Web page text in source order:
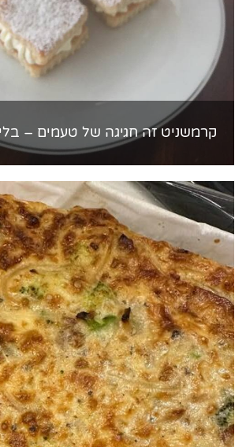
קרמשניט זה חגיגה של טעמים –